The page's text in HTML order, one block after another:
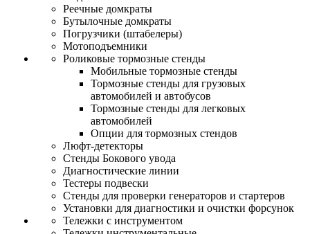
Реечные домкраты
Бутылочные домкраты
Погрузчики (штабелеры)
Мотоподъемники
Роликовые тормозные стенды
Мобильные тормозные стенды
Тормозные стенды для грузовых
автомобилей и автобусов
Тормозные стенды для легковых
автомобилей
Опции для тормозных стендов
Люфт-детекторы
Стенды Бокового увода
Диагностические линии
Тестеры подвески
Стенды для проверки генераторов и стартеров
Установки для диагностики и очистки форсунок
Тележки с инструментом